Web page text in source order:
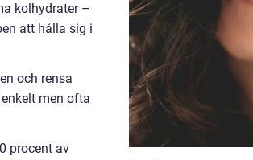
kolhydrater –
att hålla sig i
och rensa
men ofta
procent av